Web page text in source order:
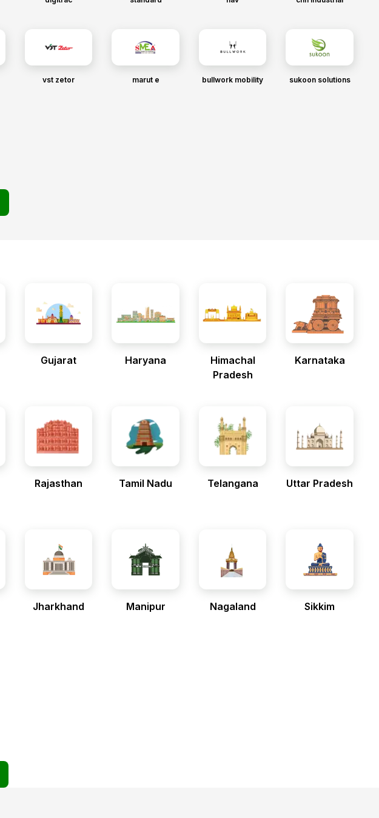
vst zetor marut e bullwork mobility sukoon solutions
Gujarat Haryana
Himachal
Pradesh
Karnataka
Rajasthan Tamil Nadu Telangana Uttar Pradesh
Jharkhand Manipur Nagaland Sikkim